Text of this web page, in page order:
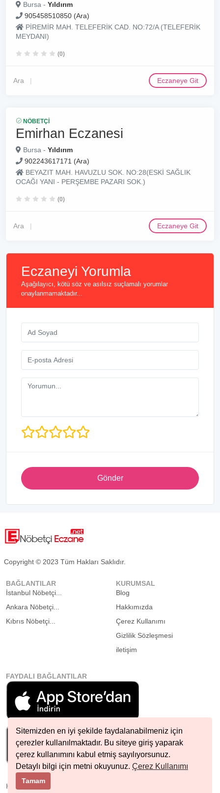
Sitemizden en iyi şekilde faydalanabilmeniz için
çerezler kullanılmaktadır. Bu siteye giriş yaparak
çerez kullanımını kabul etmiş sayılıyorsunuz.
Detaylı bilgi için metni okuyunuz. Çerez Kullanımı
Tamam
Bursa - Yıldırım
905458510850 (Ara)
PİREMİR MAH. TELEFERİK CAD. NO:72/A (TELEFERİK
MEYDANI)
(0)
Ara Eczaneye Git
NÖBETÇI
Emirhan Eczanesi
Bursa - Yıldırım
902243617171 (Ara)
BEYAZIT MAH. HAVUZLU SOK. NO:28(ESKİ SAĞLIK
OCAĞI YANI - PERŞEMBE PAZARI SOK.)
(0)
Ara Eczaneye Git
Eczaneyi Yorumla
Aşağılayıcı, kötü söz ve asılsız suçlamalı yorumlar
onaylanmamaktadır...
Gönder
Copyright © 2023 Tüm Hakları Saklıdır.
BAĞLANTILAR
İstanbul Nöbetçi...
Ankara Nöbetçi...
Kıbrıs Nöbetçi...
KURUMSAL
Blog
Hakkımızda
Çerez Kullanımı
Gizlilik Sözleşmesi
iletişim
FAYDALI BAĞLANTILAR
HIZLI İLETIŞIM